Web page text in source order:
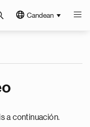
Candean
a continuación.